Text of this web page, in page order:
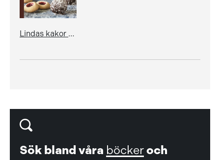
Lindas kakor – kladdkakor, cheesecakes, pajer, tårtor och mer med Lindas bakskola
Sök bland våra böckeroch